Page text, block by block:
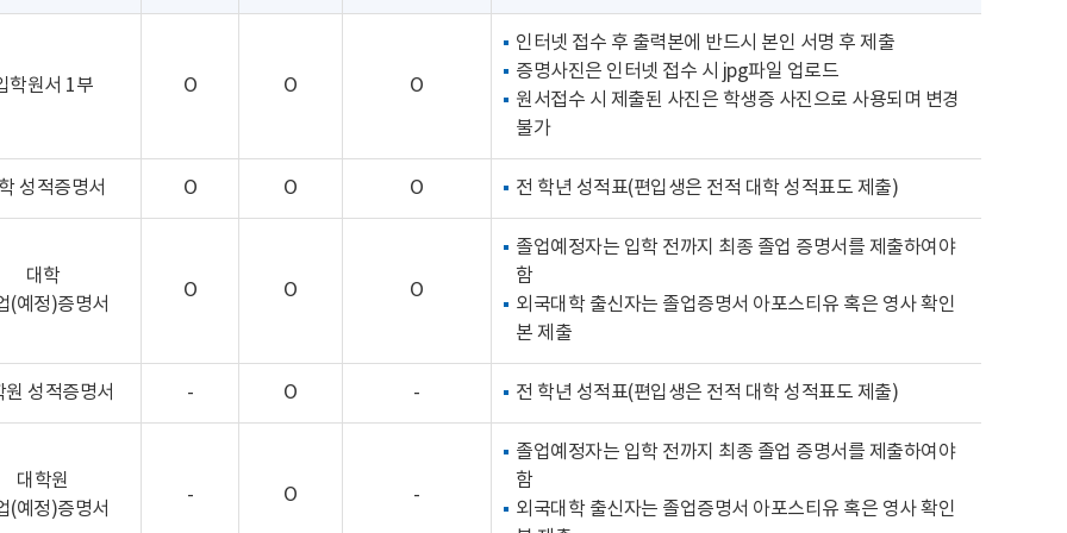
학원서 1부 O O O
인터넷 접수 후 출력본에 반드시 본인 서명 후 제출
증명사진은 인터넷 접수 시 jpg파일 업로드
원서접수 시 제출된 사진은 학생증 사진으로 사용되며 변경
불가
성적증명서 O O O 전 학년 성적표(편입생은 전적 대학 성적표도 제출)
대학
(예정)증명서
O O O
졸업예정자는 입학 전까지 최종 졸업 증명서를 제출하여야
함
외국대학 출신자는 졸업증명서 아포스티유 혹은 영사 확인
본 제출
원 성적증명서 - O - 전 학년 성적표(편입생은 전적 대학 성적표도 제출)
대학원
(예정)증명서
- O -
졸업예정자는 입학 전까지 최종 졸업 증명서를 제출하여야
함
외국대학 출신자는 졸업증명서 아포스티유 혹은 영사 확인